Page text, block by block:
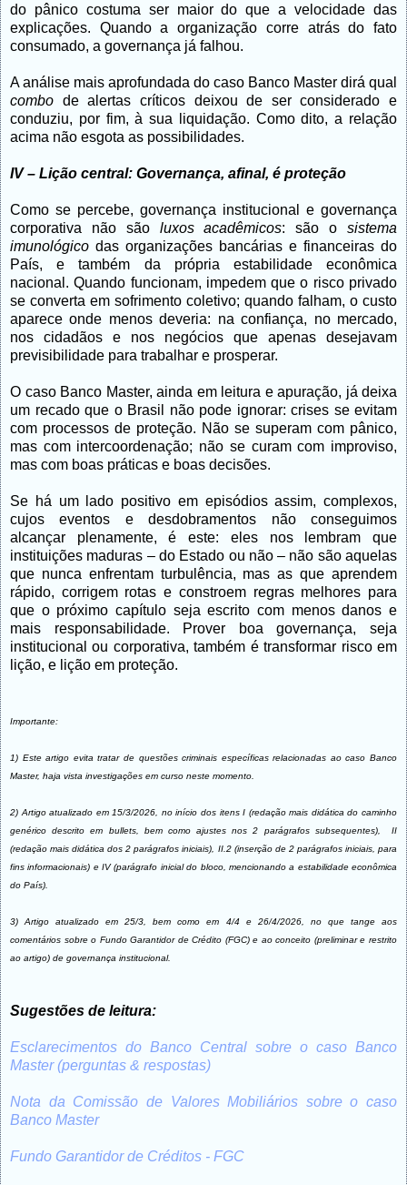
do pânico costuma ser maior do que a velocidade das
explicações. Quando a organização corre atrás do fato
consumado, a governança já falhou.
A análise mais aprofundada do caso Banco Master dirá qual
combo de alertas críticos deixou de ser considerado e
conduziu, por fim, à sua liquidação. Como dito, a relação
acima não esgota as possibilidades.
IV – Lição central: Governança, afinal, é proteção
Como se percebe, governança institucional e governança
corporativa não são luxos acadêmicos: são osistema
imunológico das organizações bancárias e financeiras do
País,e também da própria estabilidade econômica
nacional . Quando funcionam, impedem que o risco privado
se converta em sofrimento coletivo; quando falham, o custo
aparece onde menos deveria: na confiança, no mercado,
nos cidadãos e nos negócios que apenas desejavam
previsibilidade para trabalhar e prosperar.
O caso Banco Master, ainda em leitura e apuração, já deixa
um recado que o Brasil não pode ignorar: crises se evitam
com processos de proteção. Não se superam com pânico,
mas com intercoordenação; não se curam com improviso,
mas com boas práticas e boas decisões.
Se há um lado positivo em episódios assim, complexos,
cujos eventos e desdobramentos não conseguimos
alcançar plenamente, é este: eles nos lembram que
instituições maduras – do Estado ou não – não são aquelas
que nunca enfrentam turbulência, mas as que aprendem
rápido, corrigem rotas e constroem regras melhores para
que o próximo capítulo seja escrito com menos danos e
mais responsabilidade. Prover boa governança, seja
institucional ou corporativa, também é transformar risco em
lição, e lição em proteção.
Importante:
1) Este artigo evita tratar de questões criminais específicas relacionadas ao caso Banco
Master, haja vista investigações em curso neste momento.
2) Artigo atualizado em 15/3/2026, no início dos itens I (redação mais didática do caminho
genérico descrito em bullets, bem como ajustes nos 2 parágrafos subsequentes), II
(redação mais didática dos 2 parágrafos iniciais), II.2 (inserção de 2 parágrafos iniciais, para
fins informacionais) e IV (parágrafo inicial do bloco, mencionando a estabilidade econômica
do País).
3) Artigo atualizado em 25/3, bem como em 4/4 e 26/4/2026, no que tange aos
comentários sobre o Fundo Garantidor de Crédito (FGC) e ao conceito (preliminar e restrito
ao artigo) de governança institucional.
Sugestões de leitura:
Esclarecimentos do Banco Central sobre o caso Banco
Master (perguntas & respostas)
Nota da Comissão de Valores Mobiliários sobre o caso
Banco Master
Fundo Garantidor de Créditos - FGC